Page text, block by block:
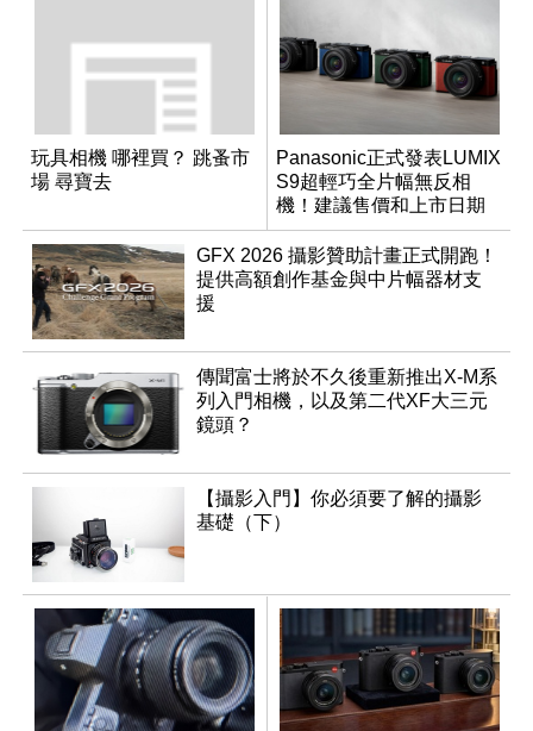
玩具相機 哪裡買？ 跳蚤市
場 尋寶去
Panasonic正式發表LUMIX
S9超輕巧全片幅無反相
機！建議售價和上市日期
出爐
GFX 2026 攝影贊助計畫正式開跑！
提供高額創作基金與中片幅器材支
援
傳聞富士將於不久後重新推出X-M系
列入門相機，以及第二代XF大三元
鏡頭？
【攝影入門】你必須要了解的攝影
基礎（下）